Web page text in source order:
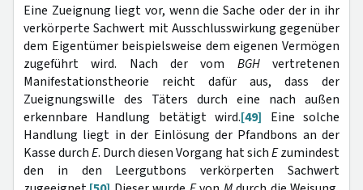
Eine Zueignung liegt vor, wenn die Sache oder der in ihr
verkörperte Sachwert mit Ausschlusswirkung gegenüber
dem Eigentümer beispielsweise dem eigenen Vermögen
zugeführt wird. Nach der vom BGHvertretenen
Manifestationstheorie reicht dafür aus, dass der
Zueignungswille des Täters durch eine nach außen
erkennbare Handlung betätigt wird.[49] Eine solche
Handlung liegt in der Einlösung der Pfandbons an der
Kasse durchE. Durch diesen Vorgang hat sichEzumindest
den in den Leergutbons verkörperten Sachwert